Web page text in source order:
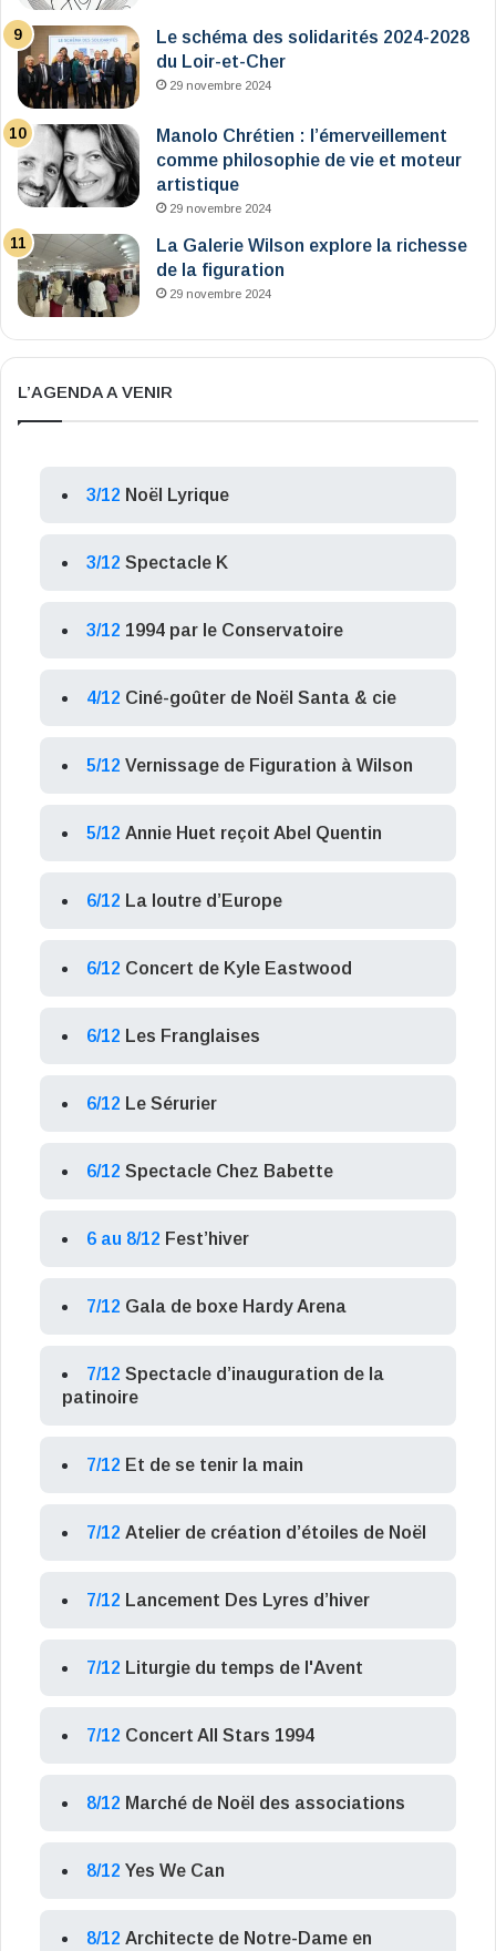
Le schéma des solidarités 2024-2028
du Loir-et-Cher
29 novembre 2024
Manolo Chrétien : l’émerveillement
comme philosophie de vie et moteur
artistique
29 novembre 2024
La Galerie Wilson explore la richesse
de la figuration
29 novembre 2024
L’AGENDA A VENIR
3/12 Noël Lyrique
3/12 Spectacle K
3/12 1994 par le Conservatoire
4/12 Ciné-goûter de Noël Santa & cie
5/12 Vernissage de Figuration à Wilson
5/12 Annie Huet reçoit Abel Quentin
6/12 La loutre d’Europe
6/12 Concert de Kyle Eastwood
6/12 Les Franglaises
6/12 Le Sérurier
6/12 Spectacle Chez Babette
6 au 8/12 Fest’hiver
7/12 Gala de boxe Hardy Arena
7/12 Spectacle d’inauguration de la
patinoire
7/12 Et de se tenir la main
7/12 Atelier de création d’étoiles de Noël
7/12 Lancement Des Lyres d’hiver
7/12 Liturgie du temps de l'Avent
7/12 Concert All Stars 1994
8/12 Marché de Noël des associations
8/12 Yes We Can
8/12 Architecte de Notre-Dame en